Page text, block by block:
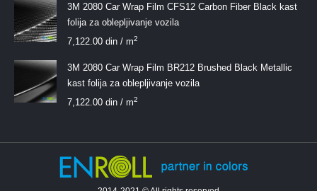
3M 2080 Car Wrap Film CFS12 Carbon Fiber Black kast
folija za oblepljivanje vozila
7,122.00 din / m2
3M 2080 Car Wrap Film BR212 Brushed Black Metallic
kast folija za oblepljivanje vozila
7,122.00 din / m2